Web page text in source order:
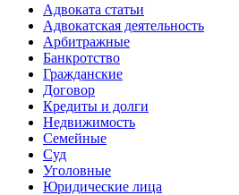
Адвоката статьи
Адвокатская деятельность
Арбитражные
Банкротство
Гражданские
Договор
Кредиты и долги
Недвижимость
Семейные
Суд
Уголовные
Юридические лица